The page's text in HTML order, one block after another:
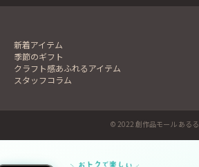
新着アイテム
季節のギフト
クラフト感あふれるアイテム
スタッフコラム
© 2022 創作品モール あるる